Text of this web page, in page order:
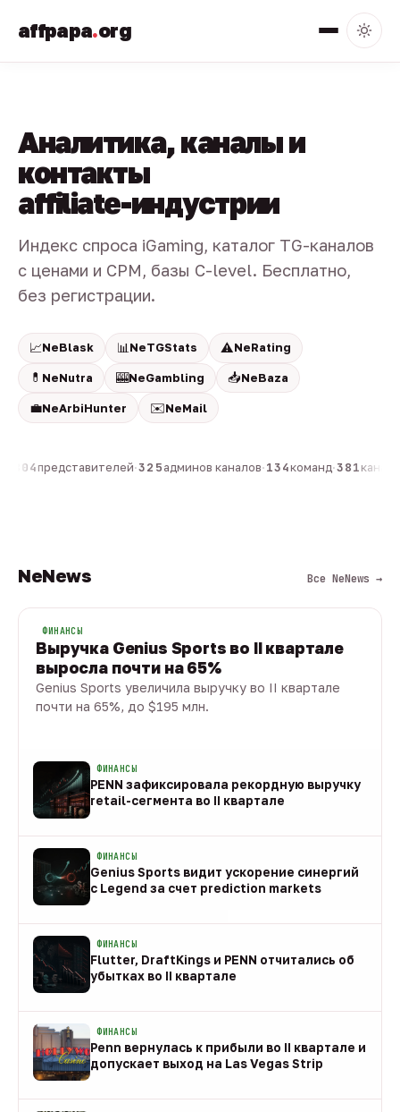
affpapa.org
Аналитика, каналы и
контакты
affiliate-индустрии
Индекс спроса iGaming, каталог TG-каналов
с ценами и CPM, базы C-level. Бесплатно,
без регистрации.
📈NeBlask 📊 NeTGStats ⚠️NeRating
💊 NeNutra 🎰NeGambling 📥NeBaza
💼NeArbiHunter ✉️NeMail
804представителей·325 админов каналов·134команд·381
NeNews Все NeNews →
ФИНАНСЫ
Выручка Genius Sports во II квартале
выросла почти на 65%
Genius Sports увеличила выручку во II квартале
почти на 65%, до $195 млн.
ФИНАНСЫ
PENN зафиксировала рекордную выручку
retail-сегмента во II квартале
ФИНАНСЫ
Genius Sports видит ускорение синергий
с Legend за счет prediction markets
ФИНАНСЫ
Flutter, DraftKings и PENN отчитались об
убытках во II квартале
ФИНАНСЫ
Penn вернулась к прибыли во II квартале и
допускает выход на Las Vegas Strip